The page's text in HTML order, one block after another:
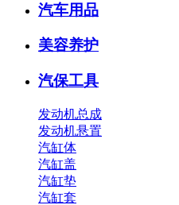
汽车用品
美容养护
汽保工具
发动机总成
发动机悬置
汽缸体
汽缸盖
汽缸垫
汽缸套